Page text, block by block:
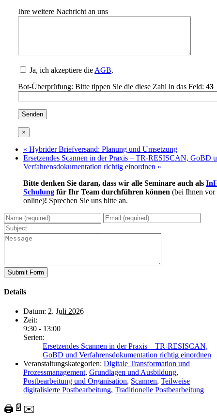
Ihre weitere Nachricht an uns
Ja, ich akzeptiere die AGB.
Bot-Überprüfung: Bitte tippen Sie die diese Zahl in das Feld:43
×
« Hybrider Briefversand: Planung und Umsetzung
Ersetzendes Scannen in der Praxis – TR-RESISCAN, GoBD
Verfahrensdokumentation richtig einordnen »
Bitte denken Sie daran, dass wir alle Seminare auch als
Schulung für Ihr Team durchführen können (bei Ihnen vor
online)! Sprechen Sie uns bitte an.
Details
Datum: 2. Juli 2026
Zeit:
9:30 - 13:00
Serien:
Ersetzendes Scannen in der Praxis – TR-RESISCAN,
GoBD und Verfahrensdokumentation richtig einordnen
Veranstaltungskategorien: Digitale Transformation und
Prozessmanagement, Grundlagen und Ausbildung,
Postbearbeitung und Organisation, Scannen, Teilweise
digitalisierte Postbearbeitung, Traditionelle Postbearbeitung
🖨️ 📄 ✉️